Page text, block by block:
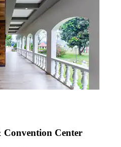
Center